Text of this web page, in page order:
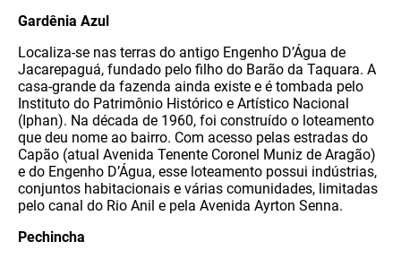
Gardênia Azul
Localiza-se nas terras do antigo Engenho D’Água de
Jacarepaguá, fundado pelo filho do Barão da Taquara. A
casa-grande da fazenda ainda existe e é tombada pelo
Instituto do Patrimônio Histórico e Artístico Nacional
(Iphan). Na década de 1960, foi construído o loteamento
que deu nome ao bairro. Com acesso pelas estradas do
Capão (atual Avenida Tenente Coronel Muniz de Aragão)
e do Engenho D’Água, esse loteamento possui indústrias,
conjuntos habitacionais e várias comunidades, limitadas
pelo canal do Rio Anil e pela Avenida Ayrton Senna.
Pechincha